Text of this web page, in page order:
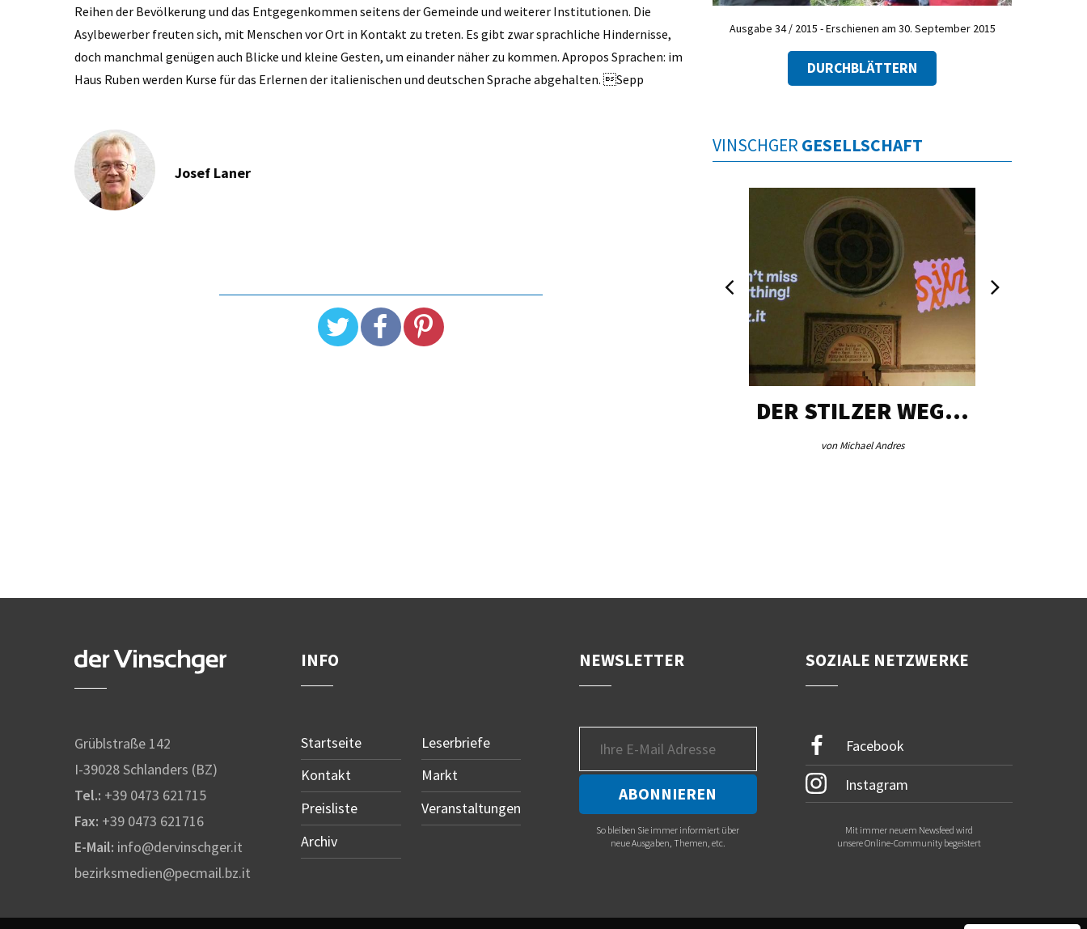
Reihen der Bevölkerung und das Entgegenkommen seitens der Gemeinde und weiterer Institutionen. Die
Asylbewerber freuten sich, mit Menschen vor Ort in Kontakt zu treten. Es gibt zwar sprachliche Hindernisse,
doch manchmal genügen auch Blicke und kleine Gesten, um einander näher zu kommen. Apropos Sprachen: im
Haus Ruben werden Kurse für das Erlernen der italienischen und deutschen Sprache abgehalten. Sepp
Josef Laner
Ausgabe 34 / 2015 - Erschienen am 30. September 2015
DURCHBLÄTTERN
VINSCHGER GESELLSCHAFT
DER STILZER WEG…
von Michael Andres
Grüblstraße 142
I-39028 Schlanders (BZ)
Tel.: +39 0473 621715
Fax: +39 0473 621716
E-Mail: info@dervinschger.it
bezirksmedien@pecmail.bz.it
INFO
Startseite
Kontakt
Preisliste
Archiv
Leserbriefe
Markt
Veranstaltungen
NEWSLETTER
So bleiben Sie immer informiert über
neue Ausgaben, Themen, etc.
SOZIALE NETZWERKE
Facebook
Instagram
Mit immer neuem Newsfeed wird
unsere Online-Community begeistert